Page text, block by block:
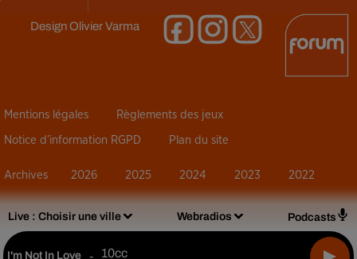
Live : Choisir une ville Webradios Podcasts
I'm Not In Love - 10cc
DesignOlivier Varma
Mentions légales Règlements des jeux
Notice d’information RGPD Plan du site
Archives 2026 2025 2024 2023 2022